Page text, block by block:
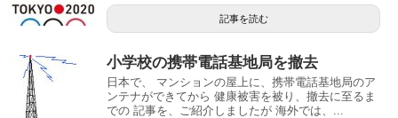
記事を読む
小学校の携帯電話基地局を撤去
日本で、 マンションの屋上に、携帯電話基地局のア
ンテナができてから 健康被害を被り、撤去に至るま
での 記事を、ご紹介しましたが 海外では、...